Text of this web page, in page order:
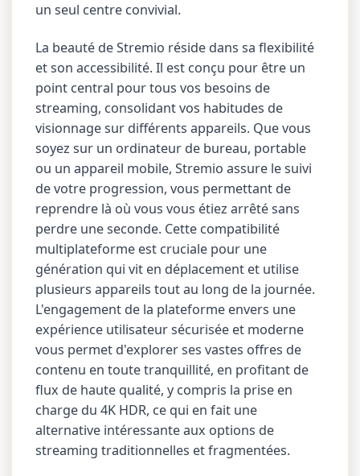
un seul centre convivial.
La beauté de Stremio réside dans sa flexibilité
et son accessibilité. Il est conçu pour être un
point central pour tous vos besoins de
streaming, consolidant vos habitudes de
visionnage sur différents appareils. Que vous
soyez sur un ordinateur de bureau, portable
ou un appareil mobile, Stremio assure le suivi
de votre progression, vous permettant de
reprendre là où vous vous étiez arrêté sans
perdre une seconde. Cette compatibilité
multiplateforme est cruciale pour une
génération qui vit en déplacement et utilise
plusieurs appareils tout au long de la journée.
L'engagement de la plateforme envers une
expérience utilisateur sécurisée et moderne
vous permet d'explorer ses vastes offres de
contenu en toute tranquillité, en profitant de
flux de haute qualité, y compris la prise en
charge du 4K HDR, ce qui en fait une
alternative intéressante aux options de
streaming traditionnelles et fragmentées.